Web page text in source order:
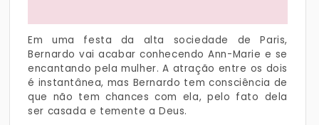
Em uma festa da alta sociedade de Paris,
Bernardo vai acabar conhecendo Ann-Marie e se
encantando pela mulher. A atração entre os dois
é instantânea, mas Bernardo tem consciência de
que não tem chances com ela, pelo fato dela
ser casada e temente a Deus.